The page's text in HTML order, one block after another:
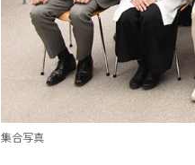
集合写真